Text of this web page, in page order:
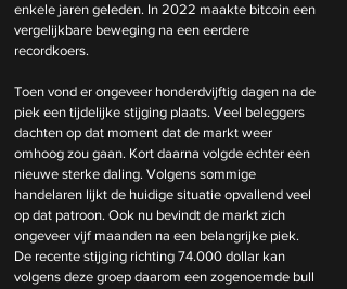
enkele jaren geleden. In 2022 maakte bitcoin een
vergelijkbare beweging na een eerdere
recordkoers.
Toen vond er ongeveer honderdvijftig dagen na de
piek een tijdelijke stijging plaats. Veel beleggers
dachten op dat moment dat de markt weer
omhoog zou gaan. Kort daarna volgde echter een
nieuwe sterke daling. Volgens sommige
handelaren lijkt de huidige situatie opvallend veel
op dat patroon. Ook nu bevindt de markt zich
ongeveer vijf maanden na een belangrijke piek.
De recente stijging richting 74.000 dollar kan
volgens deze groep daarom een zogenoemde bull